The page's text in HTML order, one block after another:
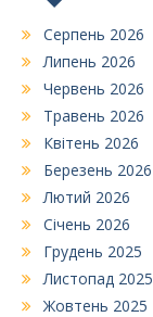
Серпень 2026
Липень 2026
Червень 2026
Травень 2026
Квітень 2026
Березень 2026
Лютий 2026
Січень 2026
Грудень 2025
Листопад 2025
Жовтень 2025